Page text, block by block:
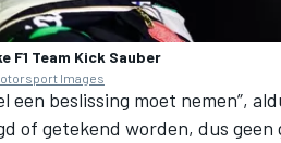
F1 Team Kick Sauber
Images
een beslissing moet nemen”,
of getekend worden, dus